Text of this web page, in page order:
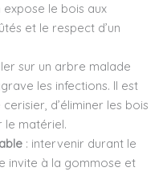
le bois aux
et le respect d’un
sur un arbre malade
les infections. Il est
d’éliminer les bois
le matériel.
: intervenir durant le
invite à la gommose et